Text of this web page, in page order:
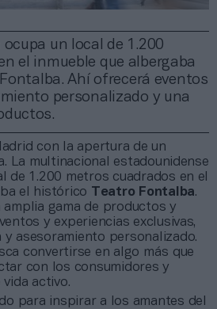
un local de 1.200
el inmueble que albergaba
Ahí ofrecerá eventos
personalizado y una
con la apertura de un
La multinacional estadounidense
de 1.200 metros cuadrados en el
el histórico Teatro Fontalba.
amplia gama de productos y
y experiencias exclusivas,
asesoramiento personalizado.
convertirse en algo más que
con los consumidores y
activo.
para inspirar a los amantes del